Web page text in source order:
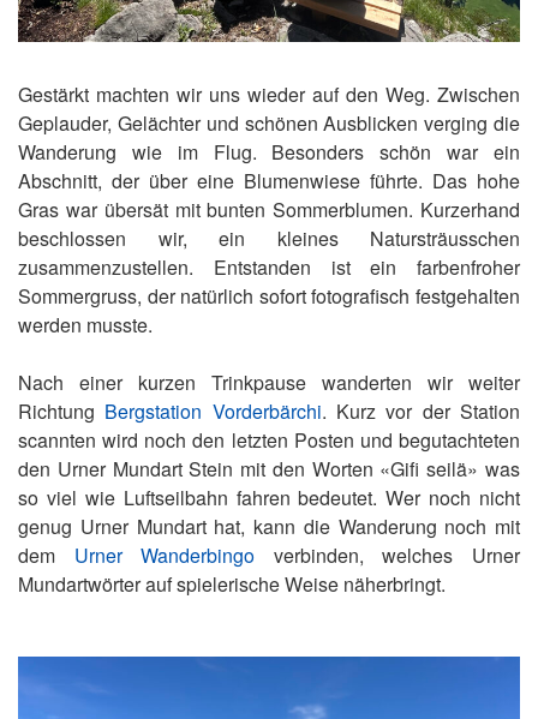
Gestärkt machten wir uns wieder auf den Weg. Zwischen
Geplauder, Gelächter und schönen Ausblicken verging die
Wanderung wie im Flug. Besonders schön war ein
Abschnitt, der über eine Blumenwiese führte. Das hohe
Gras war übersät mit bunten Sommerblumen. Kurzerhand
beschlossen wir, ein kleines Natursträusschen
zusammenzustellen. Entstanden ist ein farbenfroher
Sommergruss, der natürlich sofort fotografisch festgehalten
werden musste.
Nach einer kurzen Trinkpause wanderten wir weiter
Richtung Bergstation Vorderbärchi. Kurz vor der Station
scannten wird noch den letzten Posten und begutachteten
den Urner Mundart Stein mit den Worten «Gifi seilä» was
so viel wie Luftseilbahn fahren bedeutet. Wer noch nicht
genug Urner Mundart hat, kann die Wanderung noch mit
dem Urner Wanderbingo verbinden, welches Urner
Mundartwörter auf spielerische Weise näherbringt.